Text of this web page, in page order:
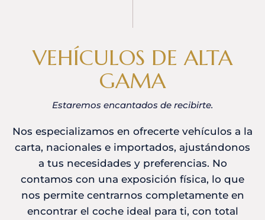
VEHÍCULOS DE ALTA
GAMA
Estaremos encantados de recibirte.
Nos especializamos en ofrecerte vehículos a la
carta, nacionales e importados, ajustándonos
a tus necesidades y preferencias. No
contamos con una exposición física, lo que
nos permite centrarnos completamente en
encontrar el coche ideal para ti, con total